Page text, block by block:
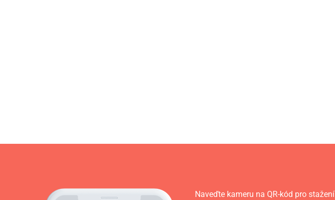
Naveďte kameru na QR-kód pro stažení